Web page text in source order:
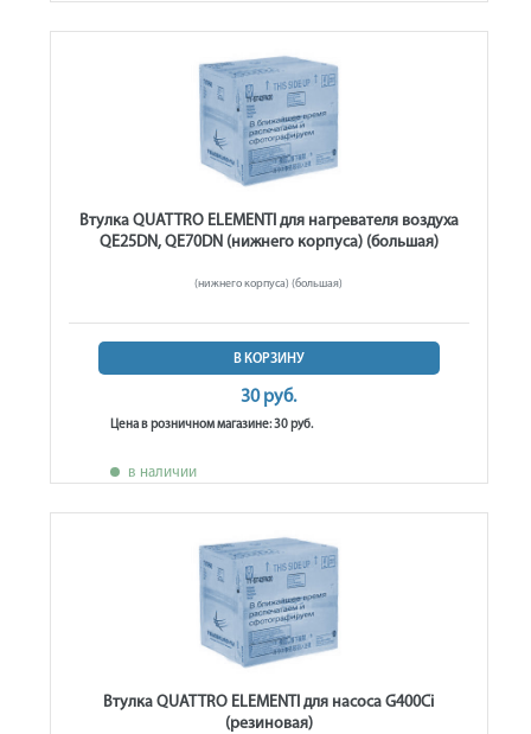
Втулка QUATTRO ELEMENTI для нагревателя воздуха
QE25DN, QE70DN (нижнего корпуса) (большая)
(нижнего корпуса) (большая)
В КОРЗИНУ
30 руб.
Цена в розничном магазине: 30 руб.
в наличии
Втулка QUATTRO ELEMENTI для насоса G400Ci
(резиновая)